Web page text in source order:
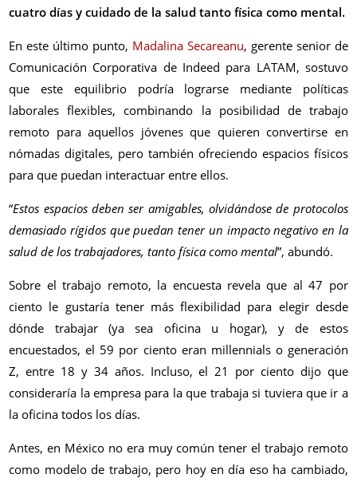
cuatro días y cuidado de la salud tanto física como mental.
En este último punto, Madalina Secareanu, gerente senior de
Comunicación Corporativa de Indeed para LATAM, sostuvo
que este equilibrio podría lograrse mediante políticas
laborales flexibles, combinando la posibilidad de trabajo
remoto para aquellos jóvenes que quieren convertirse en
nómadas digitales, pero también ofreciendo espacios físicos
para que puedan interactuar entre ellos.
“Estos espacios deben ser amigables, olvidándose de protocolos
demasiado rígidos que puedan tener un impacto negativo en la
salud de los trabajadores, tanto física como mental”, abundó.
Sobre el trabajo remoto, la encuesta revela que al 47 por
ciento le gustaría tener más flexibilidad para elegir desde
dónde trabajar (ya sea oficina u hogar), y de estos
encuestados, el 59 por ciento eran millennials o generación
Z, entre 18 y 34 años. Incluso, el 21 por ciento dijo que
consideraría la empresa para la que trabaja si tuviera que ir a
la oficina todos los días.
Antes, en México no era muy común tener el trabajo remoto
como modelo de trabajo, pero hoy en día eso ha cambiado,